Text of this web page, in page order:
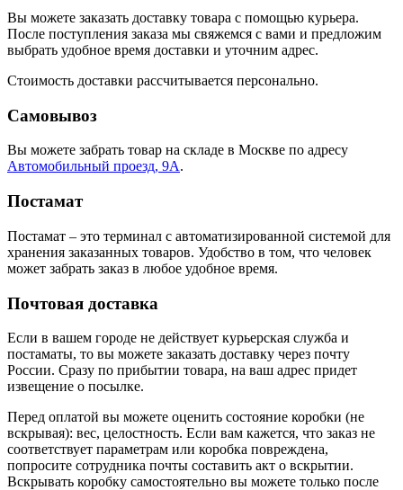
Вы можете заказать доставку товара с помощью курьера.
После поступления заказа мы свяжемся с вами и предложим
выбрать удобное время доставки и уточним адрес.
Стоимость доставки рассчитывается персонально.
Самовывоз
Вы можете забрать товар на складе в Москве по адресу
Автомобильный проезд, 9А.
Постамат
Постамат – это терминал с автоматизированной системой для
хранения заказанных товаров. Удобство в том, что человек
может забрать заказ в любое удобное время.
Почтовая доставка
Если в вашем городе не действует курьерская служба и
постаматы, то вы можете заказать доставку через почту
России. Сразу по прибытии товара, на ваш адрес придет
извещение о посылке.
Перед оплатой вы можете оценить состояние коробки (не
вскрывая): вес, целостность. Если вам кажется, что заказ не
соответствует параметрам или коробка повреждена,
попросите сотрудника почты составить акт о вскрытии.
Вскрывать коробку самостоятельно вы можете только после